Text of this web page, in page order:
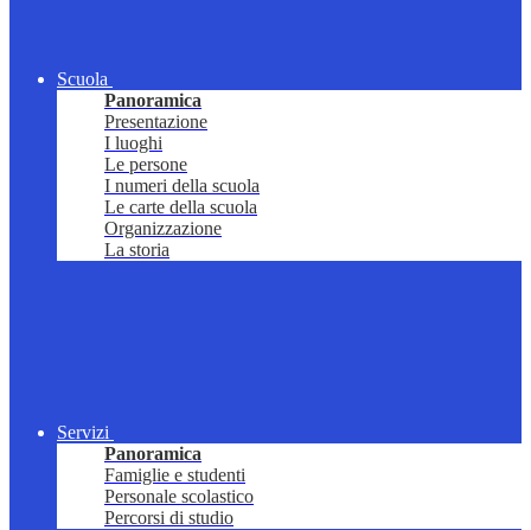
Scuola
Panoramica
Presentazione
I luoghi
Le persone
I numeri della scuola
Le carte della scuola
Organizzazione
La storia
Servizi
Panoramica
Famiglie e studenti
Personale scolastico
Percorsi di studio